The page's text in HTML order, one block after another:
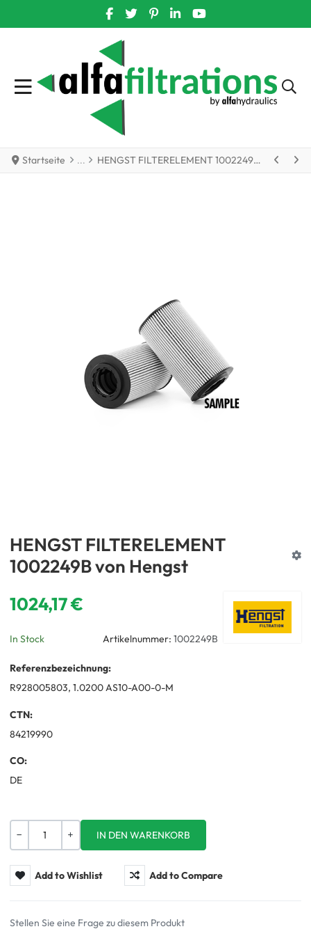
FACEBOOK SOCIAL LINK
TWITTER SOCIAL LINK
PINTEREST SOCIAL LINK
LINKEDIN SOCIAL LINK
YOUTUBE SOCIAL LINK
Startseite HENGST FILTERELEMENT 1002249B von Hengst
HENGST FILTERELEMENT
1002249B von Hengst
1024,17 €
In Stock Artikelnummer: 1002249B
Referenzbezeichnung:
R928005803, 1.0200 AS10-A00-0-M
CTN:
84219990
CO:
DE
Add to Wishlist Add to Compare
Stellen Sie eine Frage zu diesem Produkt